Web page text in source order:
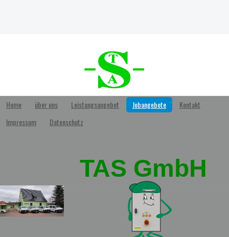
Home über uns Leistungsangebot Jobangebote
Kontakt
Impressum
Datenschutz
TAS GmbH